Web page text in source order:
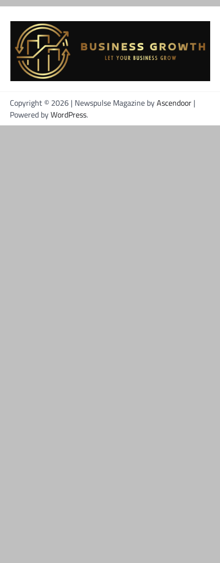
Copyright © 2026 | Newspulse Magazine byAscendoor |
Powered byWordPress.